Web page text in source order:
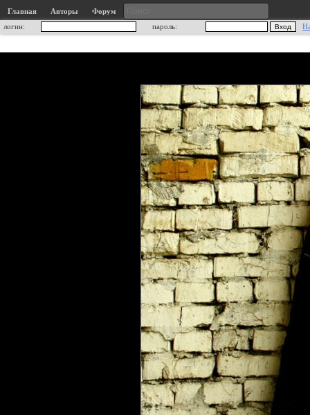
Главная Авторы
Форум
логин:
пароль: